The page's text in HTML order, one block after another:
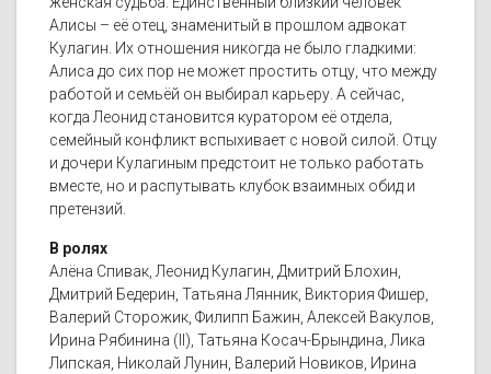
Алисы – её отец, знаменитый в прошлом адвокат
Кулагин. Их отношения никогда не было гладкими:
Алиса до сих пор не может простить отцу, что между
работой и семьёй он выбирал карьеру. А сейчас,
когда Леонид становится куратором её отдела,
семейный конфликт вспыхивает с новой силой. Отцу
и дочери Кулагиным предстоит не только работать
вместе, но и распутывать клубок взаимных обид и
претензий.
В ролях
Алёна Спивак, Леонид Кулагин, Дмитрий Блохин,
Дмитрий Бедерин, Татьяна Лянник, Виктория Фишер,
Валерий Сторожик, Филипп Бажин, Алексей Вакулов,
Ирина Рябинина (II), Татьяна Косач-Брындина, Лика
Липская, Николай Лунин, Валерий Новиков, Ирина